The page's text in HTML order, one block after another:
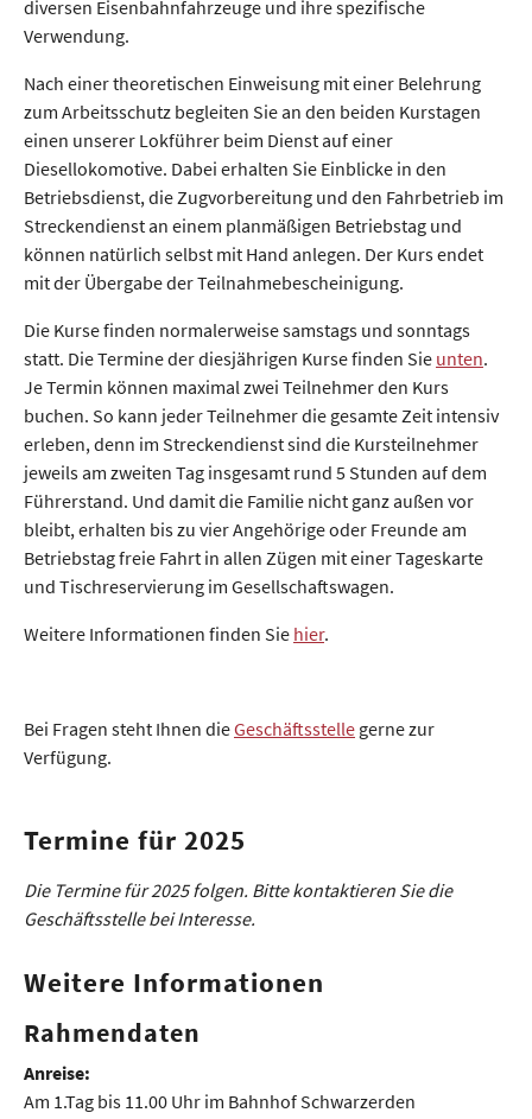
diversen Eisenbahnfahrzeuge und ihre spezifische
Verwendung.
Nach einer theoretischen Einweisung mit einer Belehrung
zum Arbeitsschutz begleiten Sie an den beiden Kurs­tagen
einen unserer Lok­führer beim Dienst auf einer
Diesellokomotive. Dabei erhalten Sie Einblicke in den
Betriebsdienst, die Zugvorbereitung und den Fahrbetrieb im
Streckendienst an einem planmäßigen Betriebstag und
können natürlich selbst mit Hand an­legen. Der Kurs endet
mit der Übergabe der Teilnahmebescheinigung.
Die Kurse finden normalerweise samstags und sonntags
statt. Die Termine der diesjährigen Kurse finden Sie unten.
Je Termin können maximal zwei Teilnehmer den Kurs
buchen. So kann jeder Teilnehmer die gesamte Zeit intensiv
erleben, denn im Streckendienst sind die Kursteilnehmer
jeweils am zweiten Tag insgesamt rund 5 Stunden auf dem
Führerstand. Und damit die Familie nicht ganz außen vor
bleibt, erhalten bis zu vier Angehörige oder Freunde am
Betriebstag freie Fahrt in allen Zügen mit einer Tageskarte
und Tischreservierung im Gesellschaftswagen.
Weitere Informationen finden Sie hier.
Bei Fragen steht Ihnen dieGeschäftsstelle gerne zur
Verfügung.
Termine für 2025
Die Termine für 2025 folgen. Bitte kontaktieren Sie die
Geschäftsstelle bei Interesse.
Weitere Informationen
Rahmendaten
Anreise:
Am 1.Tag bis 11.00 Uhr im Bahnhof Schwarzerden